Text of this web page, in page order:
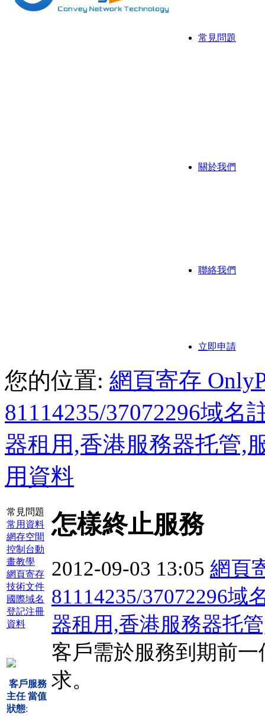
常見問題
關於我們
聯絡我們
立即申請
您的位置: 網頁寄存
81114235/37072296域
器租用,香港服務器托管,
用資料
常見問題
常用資料
網存空間
控制台動
畫教學
網頁寄存
技術文件
國際域名
登記注冊
資料
客戶服務
主任 當值
狀態:
怎樣終止服務
2012-09-03 13:05 網頁
81114235/37072296
器租用,香港服務器托
客戶需於服務到期前
求。